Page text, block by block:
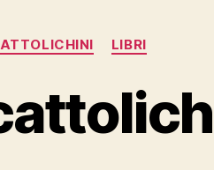
Categorie LIBRI